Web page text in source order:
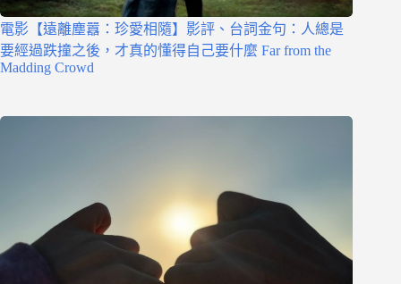
電影【遠離塵囂：珍愛相隨】影評、台詞金句：人總是
要經過跌撞之後，才真的懂得自己要什麼 Far from the
Madding Crowd